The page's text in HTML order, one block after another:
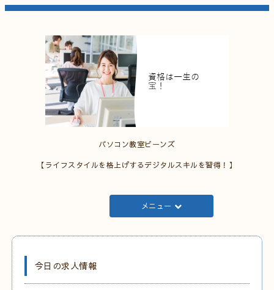
パソコン教室ビーンズ
【ライフスタイルを格上げするデジタルスキルを習得！】
メニュー
今日の求人情報